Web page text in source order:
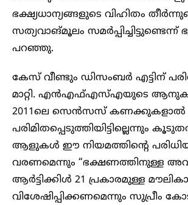
ഭക്ഷ്യധാന്യങ്ങളുടെ വിഹിതം
സത്യവാങ്മൂലം
പറഞ്ഞു.
കേസ് വീണ്ടും ഡിസംബർ എട്ടിന്
മാറ്റി. എൻഎഫ്എസ്എയുടെ
2011ലെ സെൻസസ് കണക്കുകളാൽ
പരിമിതപ്പെടുത്തിയിട്ടില്ലെന്നും
ആളുകൾ ഈ നിയമത്തിന്റെ
വരണമെന്നും “ഭക്ഷണത്തിനുള്ള
ആർട്ടിക്കിൾ 21 പ്രകാരമുള്ള
വിശേഷിപ്പിക്കണമെന്നും സുപ്രീം